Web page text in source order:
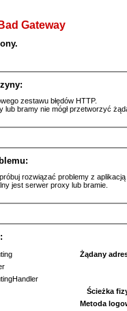
Gateway
zestawu błędów HTTP.
lub bramy nie mógł przetworzyć
rozwiązać problemy z
jest serwer proxy lub bramie.
Żądany
Ścieżka
Metoda